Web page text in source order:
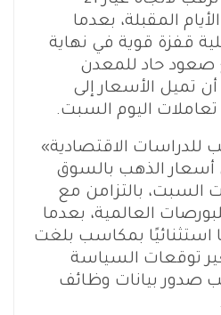
المقبلة، بعدما
قفزة قوية في نهاية
صعود حاد للمعدن
تميل الأسعار إلى
اليوم السبت.
الاقتصادية»
الذهب بالسوق
السبت، بالتزامن مع
العالمية، بعدما
استثنائيًا بمكاسب بلغت
توقعات السياسة
صدور بيانات وظائف